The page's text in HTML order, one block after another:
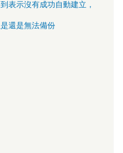
表示沒有成功自動建立，
還是無法備份